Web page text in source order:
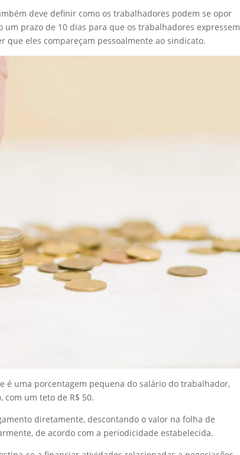
deve definir como os trabalhadores podem se opor
prazo de 10 dias para que os trabalhadores expressem
eles compareçam pessoalmente ao sindicato.
é uma porcentagem pequena do salário do trabalhador,
com um teto de R$ 50.
diretamente, descontando o valor na folha de
de acordo com a periodicidade estabelecida.